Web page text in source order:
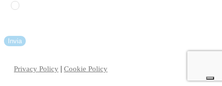
Privacy Policy | Cookie Policy